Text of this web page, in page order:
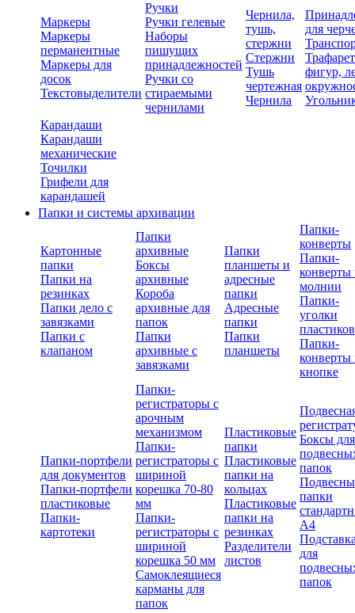
Маркеры
Маркеры
перманентные
Маркеры для
досок
Текстовыделители
Ручки
Ручки гелевые
Наборы
пишущих
принадлежностей
Ручки со
стираемыми
чернилами
Чернила,
тушь,
стержни
Стержни
Тушь
чертежная
Чернила
для
фигур,
Карандаши
Карандаши
механические
Точилки
Грифели для
карандашей
Папки и системы архивации
Картонные
папки
Папки на
резинках
Папки дело с
завязками
Папки с
клапаном
Папки
архивные
Боксы
архивные
Короба
архивные для
папок
Папки
архивные с
завязками
Папки
планшеты и
адресные
папки
Адресные
папки
Папки
планшеты
Папки-
конверты
Папки-
конверты
молнии
Папки-
уголки
Папки-
конверты
кнопке
Папки-портфели
для документов
Папки-портфели
пластиковые
Папки-
картотеки
Папки-
регистраторы с
арочным
механизмом
Папки-
регистраторы с
шириной
корешка 70-80
мм
Папки-
регистраторы с
шириной
корешка 50 мм
Самоклеящиеся
карманы для
папок
Пластиковые
папки
Пластиковые
папки на
кольцах
Пластиковые
папки на
резинках
Разделители
листов
Боксы для
папок
папки
А4
для
папок